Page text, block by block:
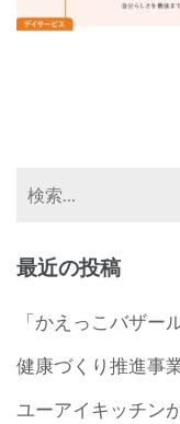
最近の投稿
「かえっこバザー
健康づくり推進事
ユーアイキッチン